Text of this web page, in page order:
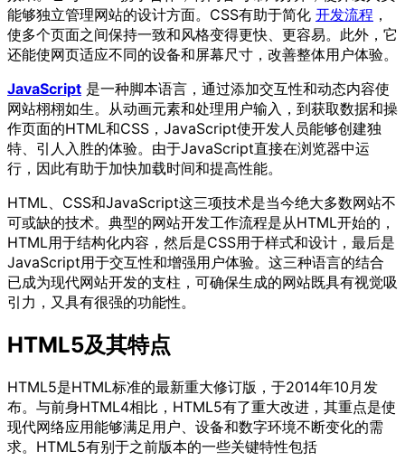
能够独立管理网站的设计方面。CSS有助于简化 开发流程 ，
使多个页面之间保持一致和风格变得更快、更容易。此外，它
还能使网页适应不同的设备和屏幕尺寸，改善整体用户体验。
JavaScript 是一种脚本语言，通过添加交互性和动态内容使
网站栩栩如生。从动画元素和处理用户输入，到获取数据和操
作页面的HTML和CSS，JavaScript使开发人员能够创建独
特、引人入胜的体验。由于JavaScript直接在浏览器中运
行，因此有助于加快加载时间和提高性能。
HTML、CSS和JavaScript这三项技术是当今绝大多数网站不
可或缺的技术。典型的网站开发工作流程是从HTML开始的，
HTML用于结构化内容，然后是CSS用于样式和设计，最后是
JavaScript用于交互性和增强用户体验。这三种语言的结合
已成为现代网站开发的支柱，可确保生成的网站既具有视觉吸
引力，又具有很强的功能性。
HTML5及其特点
HTML5是HTML标准的最新重大修订版，于2014年10月发
布。与前身HTML4相比，HTML5有了重大改进，其重点是使
现代网络应用能够满足用户、设备和数字环境不断变化的需
求。HTML5有别于之前版本的一些关键特性包括